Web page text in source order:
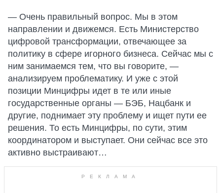
— Очень правильный вопрос. Мы в этом
направлении и движемся. Есть Министерство
цифровой трансформации, отвечающее за
политику в сфере игорного бизнеса. Сейчас мы с
ним занимаемся тем, что вы говорите, —
анализируем проблематику. И уже с этой
позиции Минцифры идет в те или иные
государственные органы — БЭБ, Нацбанк и
другие, поднимает эту проблему и ищет пути ее
решения. То есть Минцифры, по сути, этим
координатором и выступает. Они сейчас все это
активно выстраивают…